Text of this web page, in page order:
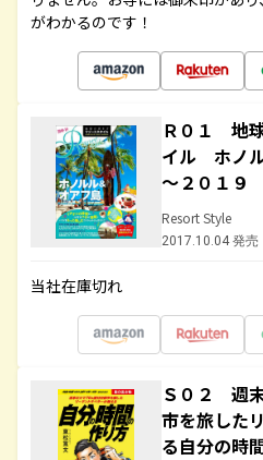
がわかるのです！
Ｒ０１ 地
イル ホノ
～２０１９
Resort Style
2017.10.04 発売
当社在庫切れ
Ｓ０２ 週
市を旅した
る自分の時